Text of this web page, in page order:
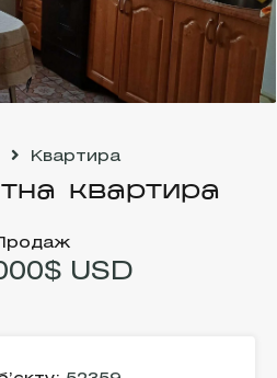
Квартира
квартира
USD